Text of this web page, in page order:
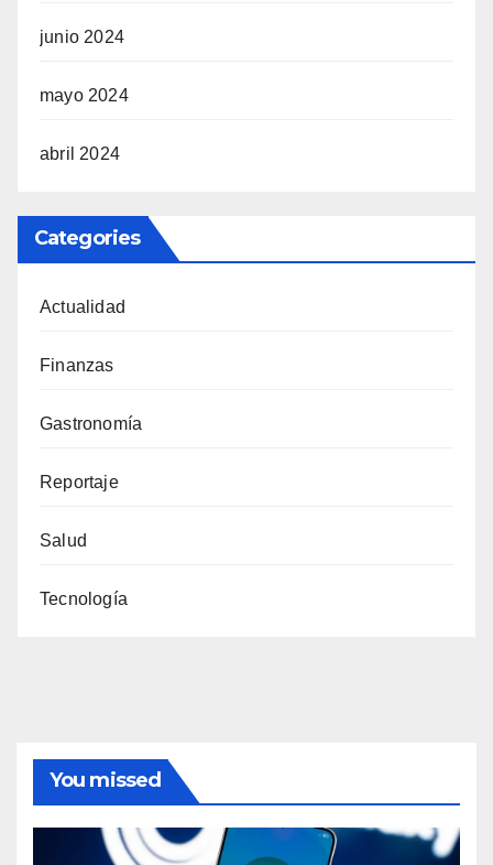
junio 2024
mayo 2024
abril 2024
Categories
Actualidad
Finanzas
Gastronomía
Reportaje
Salud
Tecnología
You missed